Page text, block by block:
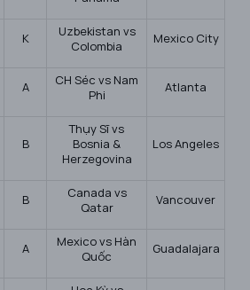
K
Uzbekistan vs
Colombia
Mexico City
A
CH Séc vs Nam
Phi
Atlanta
B
Thụy Sĩ vs
Bosnia &
Herzegovina
Los Angeles
B
Canada vs
Qatar
Vancouver
A
Mexico vs Hàn
Quốc
Guadalajara